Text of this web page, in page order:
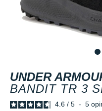
UNDER
BANDIT TR 3
4.6 / 5 - 5